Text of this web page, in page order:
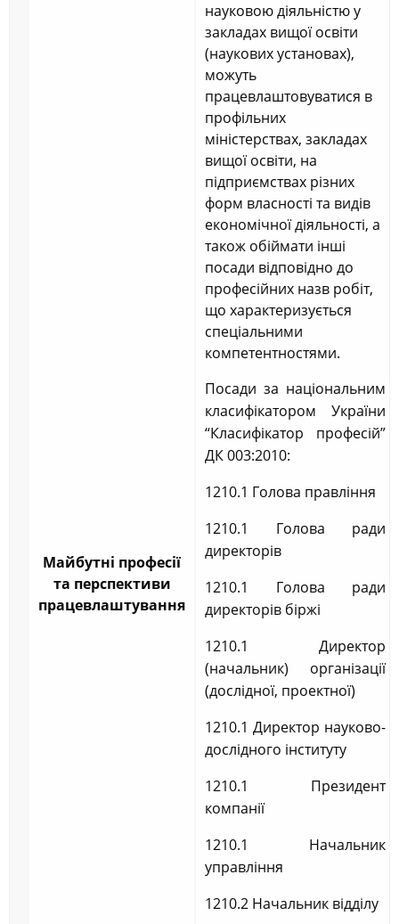
Майбутні професії
та перспективи
працевлаштування
науковою діяльністю у
закладах вищої освіти
(наукових установах),
можуть
працевлаштовуватися в
профільних
міністерствах, закладах
вищої освіти, на
підприємствах різних
форм власності та видів
економічної діяльності, а
також обіймати інші
посади відповідно до
професійних назв робіт,
що характеризується
спеціальними
компетентностями.
Посади за національним
класифікатором України
“Класифікатор професій”
ДК 003:2010:
1210.1 Голова правління
1210.1 Голова ради
директорів
1210.1 Голова ради
директорів біржі
1210.1 Директор
(начальник) організації
(дослідної, проектної)
1210.1 Директор науково-
дослідного інституту
1210.1 Президент
компанії
1210.1 Начальник
управління
1210.2 Начальник відділу